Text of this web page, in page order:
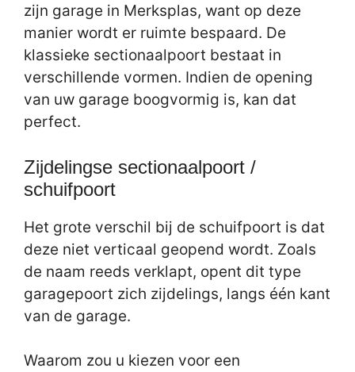
zijn garage in Merksplas, want op deze
manier wordt er ruimte bespaard. De
klassieke sectionaalpoort bestaat in
verschillende vormen. Indien de opening
van uw garage boogvormig is, kan dat
perfect.
Zijdelingse sectionaalpoort /
schuifpoort
Het grote verschil bij de schuifpoort is dat
deze niet verticaal geopend wordt. Zoals
de naam reeds verklapt, opent dit type
garagepoort zich zijdelings, langs één kant
van de garage.
Waarom zou u kiezen voor een